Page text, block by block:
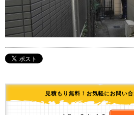
見積もり無料！お気軽にお問い合